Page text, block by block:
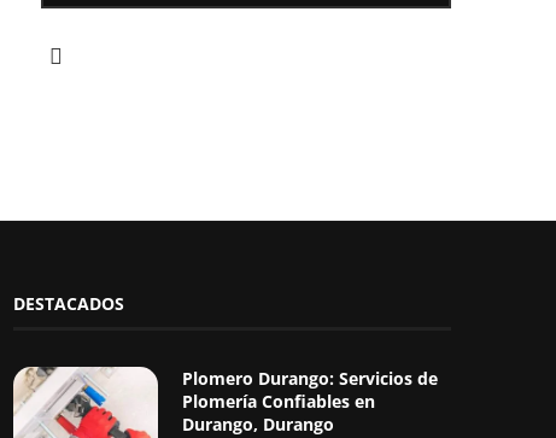
DESTACADOS
Plomero Durango: Servicios de
Plomería Confiables en
Durango, Durango